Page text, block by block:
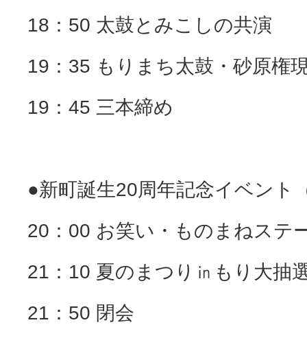
18：50 太鼓とみこしの共演
19：35 もりまち太鼓・砂原権
19：45 三本締め
●新町誕生20周年記念イベント
20：00 お笑い・ものまねステ
21：10 夏のまつり㏌もり大抽
21：50 閉会